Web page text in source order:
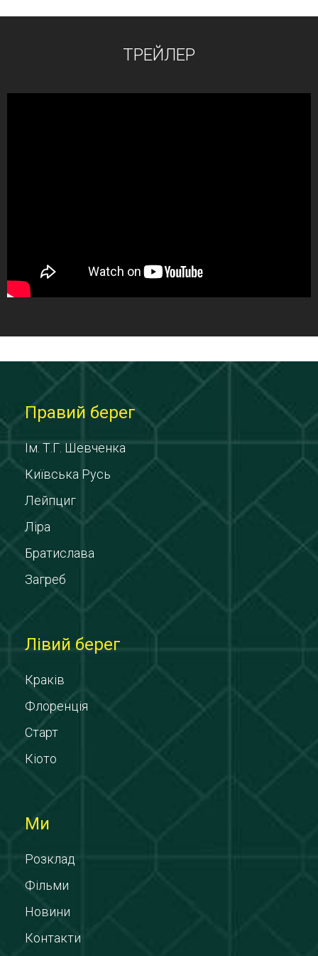
ТРЕЙЛЕР
Правий берег
Ім. Т.Г. Шевченка
Київська Русь
Лейпциг
Ліра
Братислава
Загреб
Лівий берег
Краків
Флоренція
Старт
Кіото
Ми
Розклад
Фільми
Новини
Контакти